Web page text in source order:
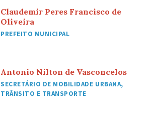
Claudemir Peres Francisco de
Oliveira
PREFEITO MUNICIPAL
Antonio Nilton de Vasconcelos
SECRETÁRIO DE MOBILIDADE URBANA,
TRÂNSITO E TRANSPORTE